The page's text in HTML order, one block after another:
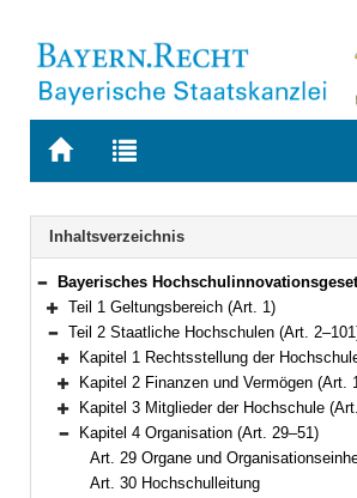
Zur
BAYERN.RECHT
Zur
letzten
Suche
Navigation
Inhaltsverzeichnis
Bereich reduzieren
Bayerisches Hochschulinnovationsgesetz (BayHIG) Vom 5. August 2022 (GVBl. S.
Bereich erweitern
Teil 1 Geltungsbereich (Art. 1)
Bereich reduzieren
Teil 2 Staatliche Hochschulen (Art.
Bereich erweitern
Kapitel 1 Rechtsstellung der
Bereich erweitern
Kapitel 2 Finanzen und Vermögen (Art.
Bereich erweitern
Kapitel 3 Mitglieder der Hochschule
Bereich reduzieren
Kapitel 4 Organisation (Art. 29–51)
Art. 29 Organe und
Art. 30 Hochschulleitung